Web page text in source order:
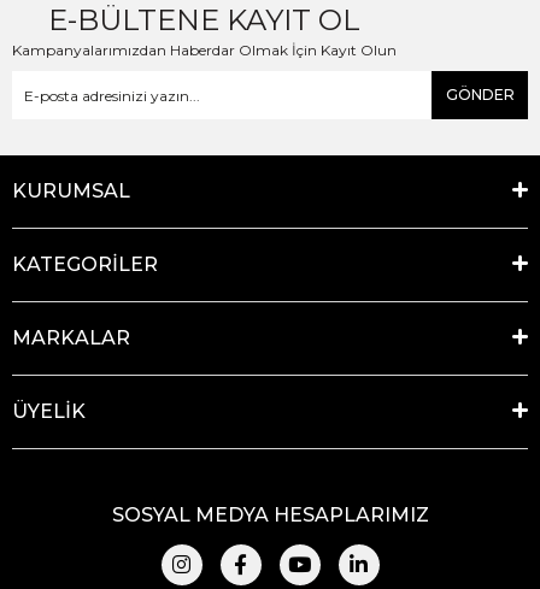
E-BÜLTENE KAYIT OL
Kampanyalarımızdan Haberdar Olmak İçin Kayıt Olun
GÖNDER
KURUMSAL
KATEGORİLER
MARKALAR
ÜYELİK
SOSYAL MEDYA HESAPLARIMIZ